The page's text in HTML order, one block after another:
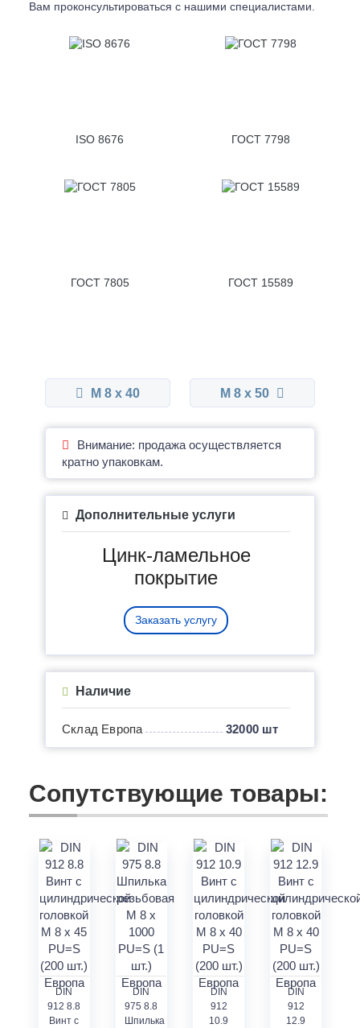
Вам проконсультироваться с нашими специалистами.
ISO 8676 ГОСТ 7798
ГОСТ 7805 ГОСТ 15589
М 8 x 40 М 8 x 50
Внимание: продажа осуществляется
кратно упаковкам.
Дополнительные услуги
Цинк-ламельное
покрытие
Заказать услугу
Наличие
Склад Европа 32000 шт
Сопутствующие товары:
DIN
912 8.8
Винт с
DIN
975 8.8
Шпилька
DIN
912
10.9
DIN
912
12.9